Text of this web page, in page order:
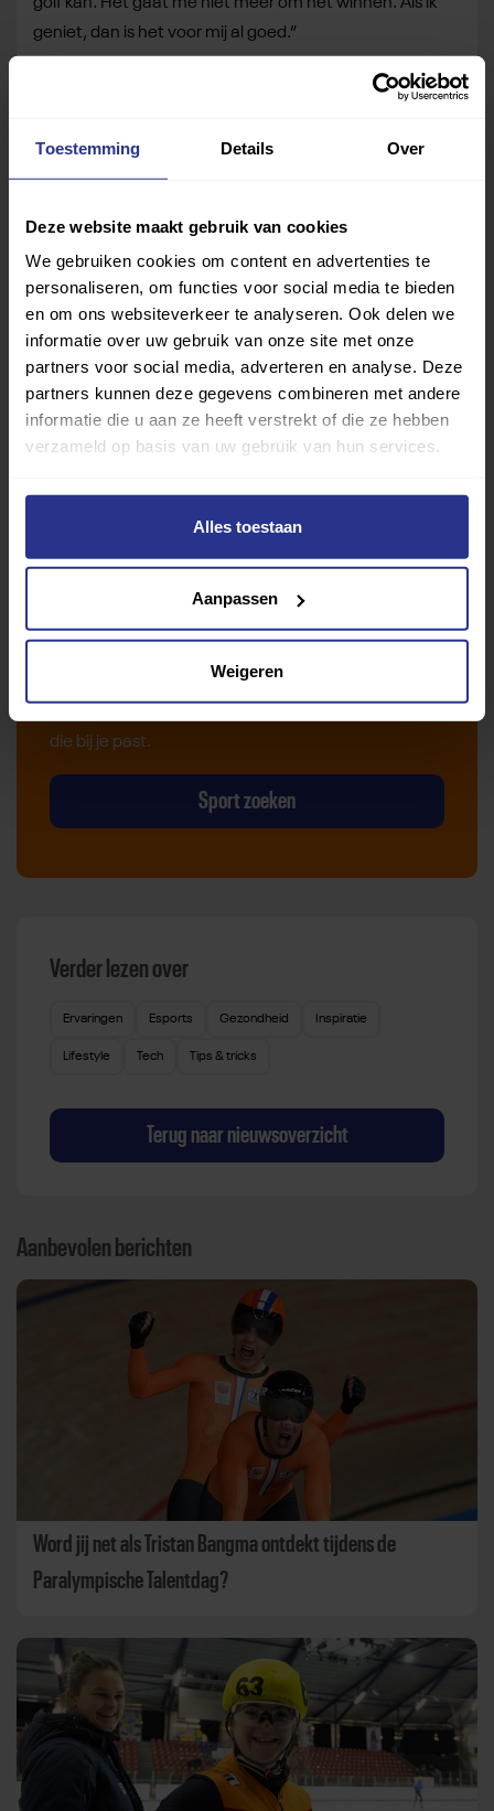
Toestemming Details Over
Deze website maakt gebruik van cookies
We gebruiken cookies om content en advertenties te
personaliseren, om functies voor social media te bieden
en om ons websiteverkeer te analyseren. Ook delen we
informatie over uw gebruik van onze site met onze
partners voor social media, adverteren en analyse. Deze
partners kunnen deze gegevens combineren met andere
informatie die u aan ze heeft verstrekt of die ze hebben
verzameld op basis van uw gebruik van hun services.
Alles toestaan
Aanpassen
Weigeren
geniet, dan is het voor mij al goed.”
Deel op FacebookDeel op LinkedinDeel op WhatsappKopieer link
vind je gemakkelijk jouw favoriete sport of activiteit.
die bij je past.
Sport zoeken
Verder lezen over
Ervaringen Esports Gezondheid Inspiratie
Lifestyle Tech Tips & tricks
Terug naar nieuwsoverzicht
Aanbevolen berichten
Word jij net als Tristan Bangma ontdekt tijdens de
Paralympische Talentdag?